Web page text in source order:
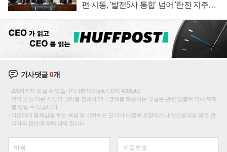
편 시동, '발전5사 통합' 넘어 '한전 지주사'
기사댓글0개
200자까지 쓰실 수 있습니다. (현재 0 byte / 최대 400byte)
저작권 등 다른 사람의 권리를 침해하거나 명예를 훼손하는 댓글은 관련 법률에 의해 제재
를 받을 수 있습니다.
타인에게 불쾌감을 주는 욕설 등 비하하는 단어가 내용에 포함되거나 인신공격성 글은 관
리자의 판단에 의해 삭제 합니다.